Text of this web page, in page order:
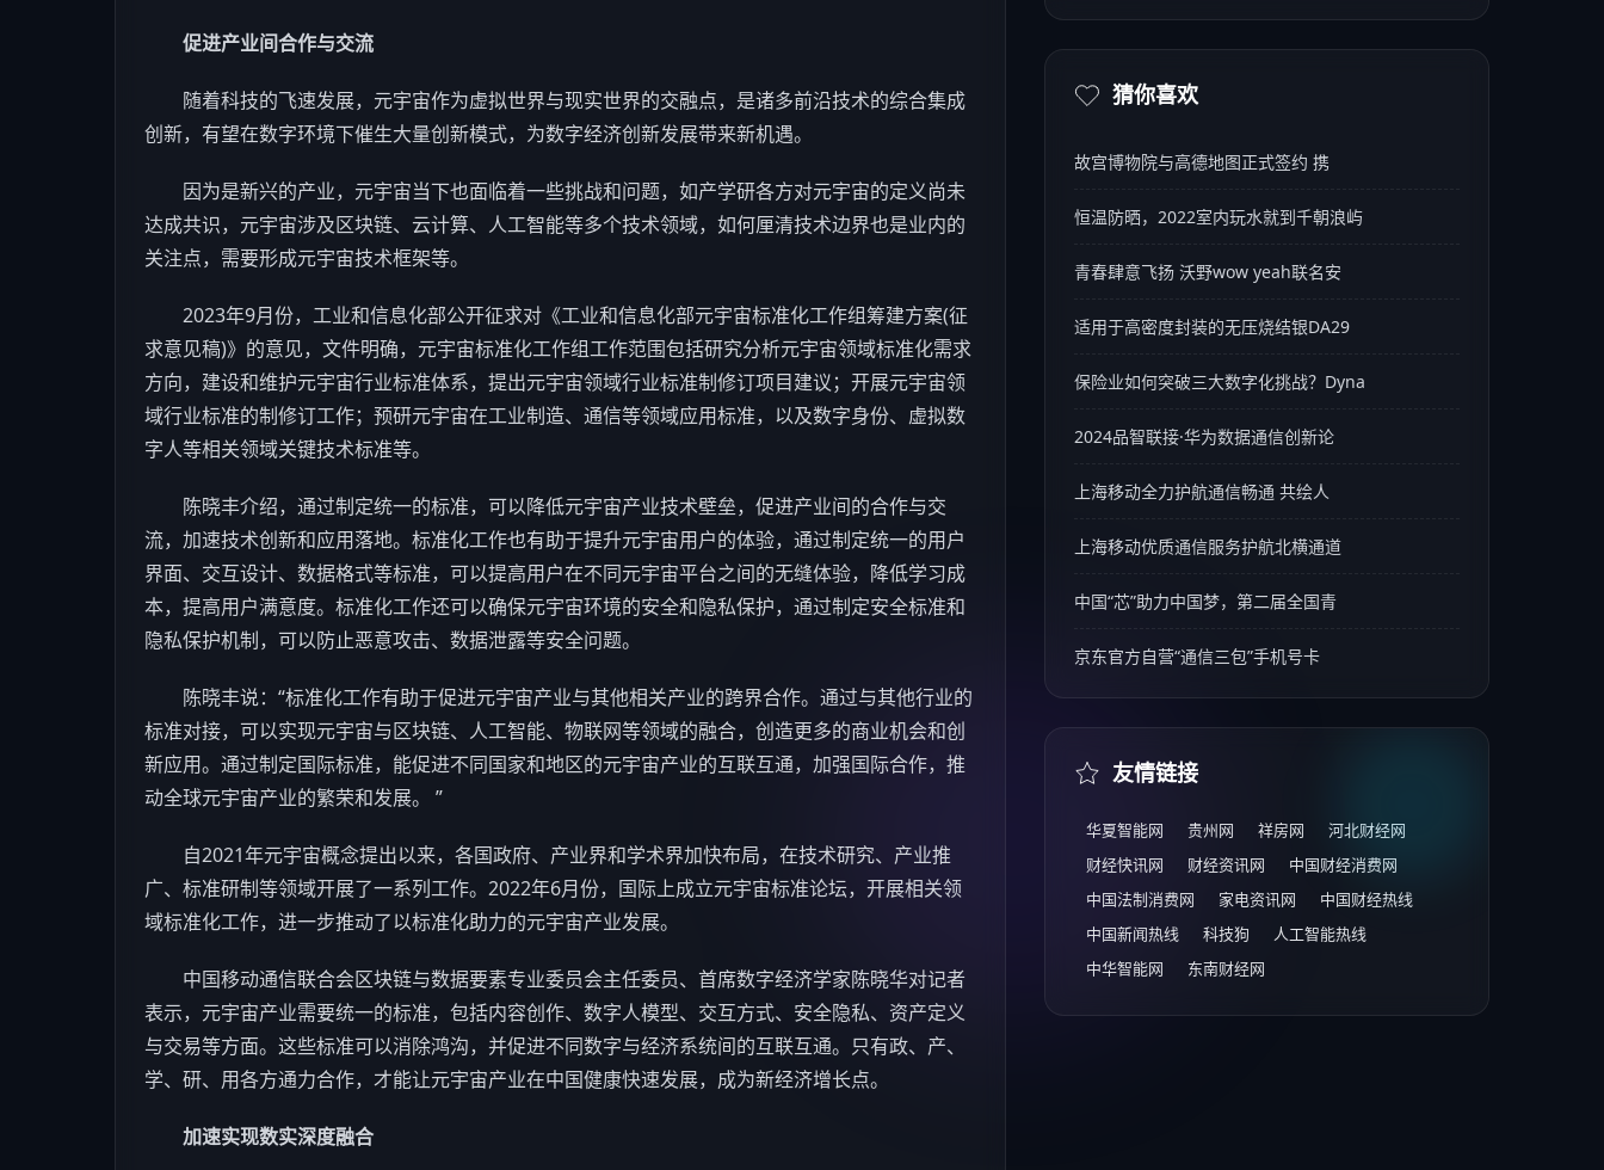
促进产业间合作与交流
随着科技的飞速发展，元宇宙作为虚拟世界与现实世界的交融点，是诸多前沿技术的综合集成
创新，有望在数字环境下催生大量创新模式，为数字经济创新发展带来新机遇。
因为是新兴的产业，元宇宙当下也面临着一些挑战和问题，如产学研各方对元宇宙的定义尚未
达成共识，元宇宙涉及区块链、云计算、 人工智能等多个技术领域，如何厘清技术边界也是业内的
关注点，需要形成元宇宙技术框架等。
2023年9月份，工业和信息化部公开征求对《工业和信息化部元宇宙标准化工作组筹建方案(征
求意见稿)》的意见，文件明确，元宇宙标准化工作组工作范围包括研究分析元宇宙领域标准化需求
方向，建设和维护元宇宙行业标准体系，提出元宇宙领域行业标准制修订项目建议；开展元宇宙领
域行业标准的制修订工作；预研元宇宙在工业制造、通信等领域应用标准，以及数字身份、虚拟数
字人等相关领域关键技术标准等。
陈晓丰介绍，通过制定统一的标准，可以降低元宇宙产业技术壁垒，促进产业间的合作与交
流，加速技术创新和应用落地。标准化工作也有助于提升元宇宙用户的体验，通过制定统一的用户
界面、交互设计、数据格式等标准，可以提高用户在不同元宇宙平台之间的无缝体验，降低学习成
本，提高用户满意度。标准化工作还可以确保元宇宙环境的安全和隐私保护，通过制定安全标准和
隐私保护机制，可以防止恶意攻击、数据泄露等安全问题。
陈晓丰说：“标准化工作有助于促进元宇宙产业与其他相关产业的跨界合作。通过与其他行业的
标准对接，可以实现元宇宙与区块链、 人工智能、物联网等领域的融合，创造更多的商业机会和创
新应用。通过制定国际标准，能促进不同国家和地区的元宇宙产业的互联互通，加强国际合作，推
动全球元宇宙产业的繁荣和发展。 ”
自2021年元宇宙概念提出以来，各国政府、产业界和学术界加快布局，在技术研究、产业推
广、标准研制等领域开展了一系列工作。2022年6月份，国际上成立元宇宙标准论坛，开展相关领
域标准化工作，进一步推动了以标准化助力的元宇宙产业发展。
中国移动通信联合会区块链与数据要素专业委员会主任委员、首席数字经济学家陈晓华对记者
表示，元宇宙产业需要统一的标准，包括内容创作、数字人模型、交互方式、安全隐私、资产定义
与交易等方面。这些标准可以消除鸿沟，并促进不同数字与经济系统间的互联互通。只有政、产、
学、研、用各方通力合作，才能让元宇宙产业在中国健康快速发展，成为新经济增长点。
加速实现数实深度融合
猜你喜欢
故宫博物院与高德地图正式签约 携
恒温防晒，2022室内玩水就到千朝浪屿
青春肆意飞扬 沃野wow yeah联名安
适用于高密度封装的无压烧结银DA29
保险业如何突破三大数字化挑战？Dyna
2024品智联接·华为数据通信创新论
上海移动全力护航通信畅通 共绘人
上海移动优质通信服务护航北横通道
中国“芯”助力中国梦，第二届全国青
京东官方自营“通信三包”手机号卡
友情链接
华夏智能网 贵州网 祥房网
河北财经网
财经快讯网
财经资讯网
中国财经消费网
中国法制消费网
家电资讯网
中国财经热线
中国新闻热线
科技狗
人工智能热线
中华智能网
东南财经网